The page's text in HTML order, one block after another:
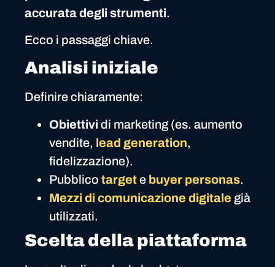
accurata degli strumenti.
Ecco i passaggi chiave.
Analisi iniziale
Definire chiaramente:
Obiettivi di marketing (es. aumento
vendite, lead generation,
fidelizzazione).
Pubblico targete buyer personas.
Mezzi di comunicazione digitale già
utilizzati.
Scelta della piattaforma